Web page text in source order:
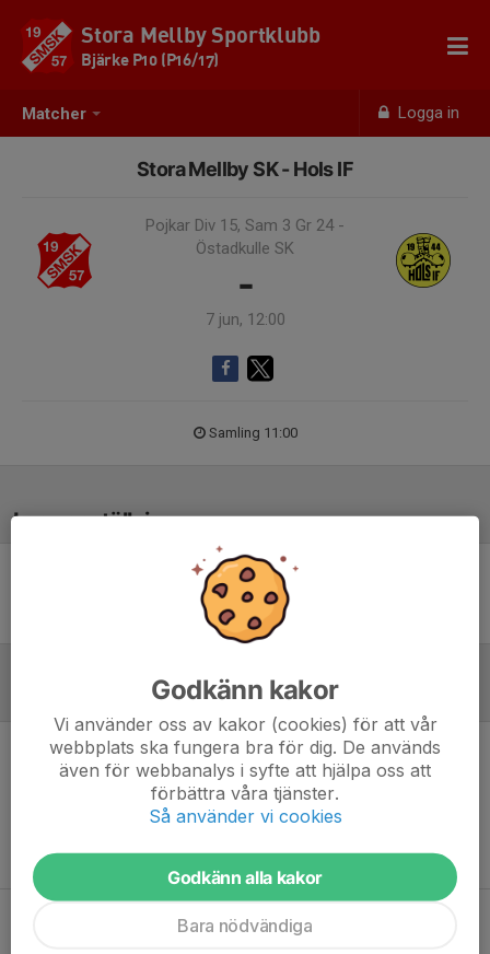
Matcher Logga in
Stora Mellby Sportklubb
Bjärke P10 (P16/17)
Stora Mellby SK - Hols IF
Pojkar Div 15, Sam 3 Gr 24 -
Östadkulle SK
-
7 jun, 12:00
Samling 11:00
Laguppställning
Ingen uppställning ifylld
Inget referat skrivet
Godkänn kakor
Vi använder oss av kakor (cookies) för att vår
webbplats ska fungera bra för dig. De används
även för webbanalys i syfte att hjälpa oss att
förbättra våra tjänster.
Så använder vi cookies
Godkänn alla kakor
Bara nödvändiga